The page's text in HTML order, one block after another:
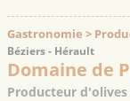
Gastronomie >
Béziers - Hérault
Domaine de
Producteur